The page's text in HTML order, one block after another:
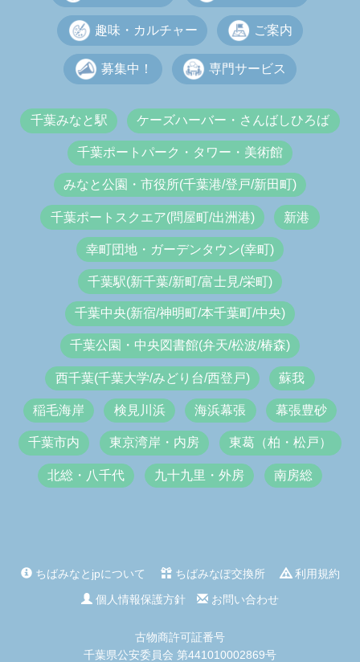
趣味・カルチャー ご案内
募集中！ 専門サービス
千葉みなと駅 ケーズハーバー・さんばしひろば
千葉ポートパーク・タワー・美術館
みなと公園・市役所(千葉港/登戸/新田町)
千葉ポートスクエア(問屋町/出洲港) 新港
幸町団地・ガーデンタウン(幸町)
千葉駅(新千葉/新町/富士見/栄町)
千葉中央(新宿/神明町/本千葉町/中央)
千葉公園・中央図書館(弁天/松波/椿森)
西千葉(千葉大学/みどり台/西登戸) 蘇我
稲毛海岸 検見川浜 海浜幕張 幕張豊砂
千葉市内 東京湾岸・内房 東葛（柏・松戸）
北総・八千代 九十九里・外房 南房総
ちばみなとjpについて ちばみなぽ交換所
利用規約
個人情報保護方針
お問い合わせ
古物商許可証番号
千葉県公安委員会 第441010002869号